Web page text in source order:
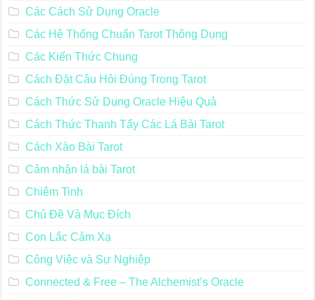
Các Cách Sử Dụng Oracle
Các Hệ Thống Chuẩn Tarot Thông Dụng
Các Kiến Thức Chung
Cách Đặt Câu Hỏi Đúng Trong Tarot
Cách Thức Sử Dụng Oracle Hiệu Quả
Cách Thức Thanh Tẩy Các Lá Bài Tarot
Cách Xào Bài Tarot
Cảm nhận lá bài Tarot
Chiêm Tinh
Chủ Đề Và Mục Đích
Con Lắc Cảm Xạ
Công Việc và Sự Nghiệp
Connected & Free – The Alchemist’s Oracle